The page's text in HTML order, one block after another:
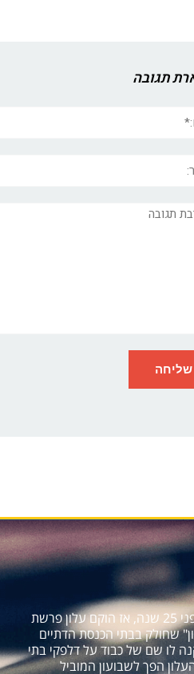
תגובה
הכל התחיל לפני 25 שנה, אז הוקם עלון פרשת
שחולק בבתי הכנסת הדתיים
לו שם של כבוד על דלפקי בתי
הפך לשבועון המוביל